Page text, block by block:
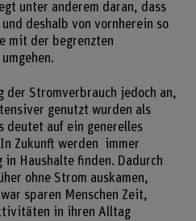
unter anderem daran, dass
deshalb von vornherein so
mit der begrenzten
der Stromverbrauch jedoch an,
genutzt wurden als
deutet auf ein generelles
Zukunft werden immer
in Haushalte finden. Dadurch
ohne Strom auskamen,
sparen Menschen Zeit,
in ihren Alltag